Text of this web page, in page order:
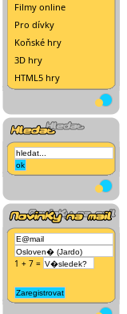
Filmy online
Pro dívky
Koňské hry
3D hry
HTML5 hry
1 + 7 =